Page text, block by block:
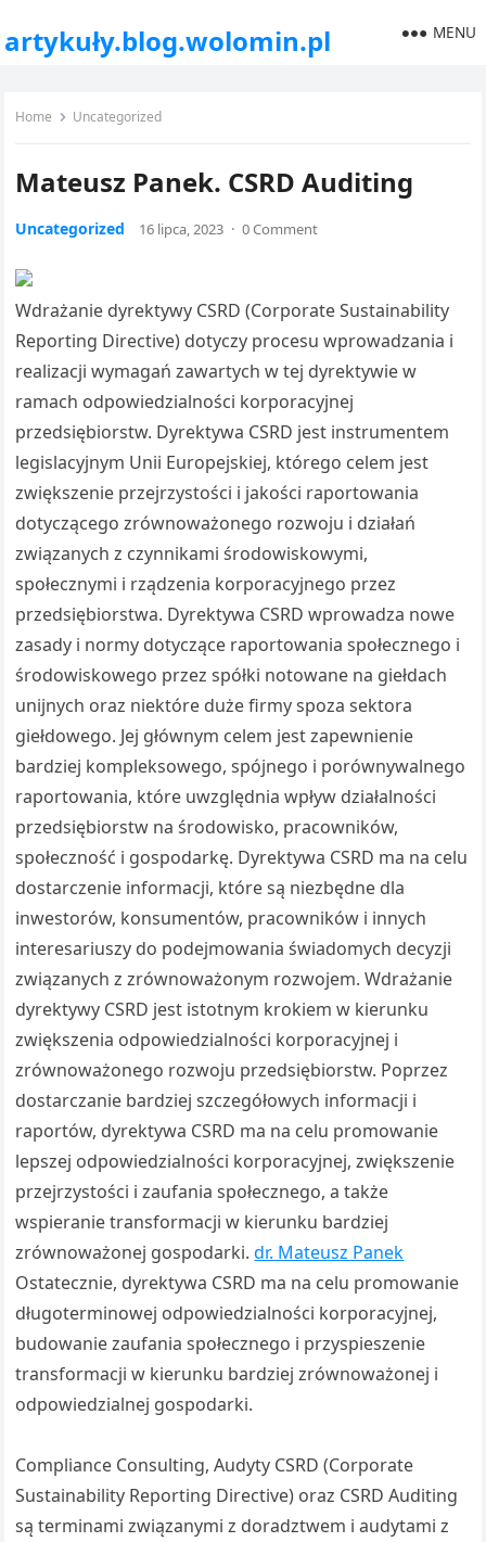
artykuły.blog.wolomin.pl MENU
Home Uncategorized
Mateusz Panek. CSRD Auditing
Uncategorized 16 lipca, 2023 · 0 Comment
Wdrażanie dyrektywy CSRD (Corporate Sustainability
Reporting Directive) dotyczy procesu wprowadzania i
realizacji wymagań zawartych w tej dyrektywie w
ramach odpowiedzialności korporacyjnej
przedsiębiorstw. Dyrektywa CSRD jest instrumentem
legislacyjnym Unii Europejskiej, którego celem jest
zwiększenie przejrzystości i jakości raportowania
dotyczącego zrównoważonego rozwoju i działań
związanych z czynnikami środowiskowymi,
społecznymi i rządzenia korporacyjnego przez
przedsiębiorstwa. Dyrektywa CSRD wprowadza nowe
zasady i normy dotyczące raportowania społecznego i
środowiskowego przez spółki notowane na giełdach
unijnych oraz niektóre duże firmy spoza sektora
giełdowego. Jej głównym celem jest zapewnienie
bardziej kompleksowego, spójnego i porównywalnego
raportowania, które uwzględnia wpływ działalności
przedsiębiorstw na środowisko, pracowników,
społeczność i gospodarkę. Dyrektywa CSRD ma na celu
dostarczenie informacji, które są niezbędne dla
inwestorów, konsumentów, pracowników i innych
interesariuszy do podejmowania świadomych decyzji
związanych z zrównoważonym rozwojem. Wdrażanie
dyrektywy CSRD jest istotnym krokiem w kierunku
zwiększenia odpowiedzialności korporacyjnej i
zrównoważonego rozwoju przedsiębiorstw. Poprzez
dostarczanie bardziej szczegółowych informacji i
raportów, dyrektywa CSRD ma na celu promowanie
lepszej odpowiedzialności korporacyjnej, zwiększenie
przejrzystości i zaufania społecznego, a także
wspieranie transformacji w kierunku bardziej
zrównoważonej gospodarki.dr. Mateusz Panek
Ostatecznie, dyrektywa CSRD ma na celu promowanie
długoterminowej odpowiedzialności korporacyjnej,
budowanie zaufania społecznego i przyspieszenie
transformacji w kierunku bardziej zrównoważonej i
odpowiedzialnej gospodarki.
Compliance Consulting, Audyty CSRD (Corporate
Sustainability Reporting Directive) oraz CSRD Auditing
są terminami związanymi z doradztwem i audytami z